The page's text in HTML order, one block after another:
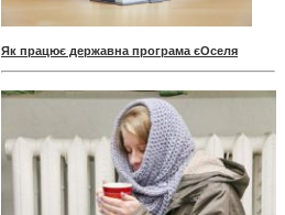
Як працює державна програма єОселя